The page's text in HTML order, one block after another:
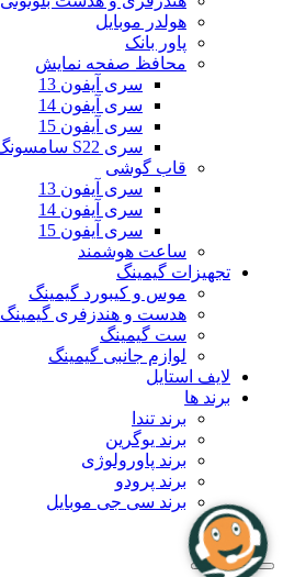
هولدر موبایل
پاور بانک
محافظ صفحه نمایش
سری آیفون 13
سری آیفون 14
سری آیفون 15
سری S22 سامسونگ
قاب گوشی
سری آیفون 13
سری آیفون 14
سری آیفون 15
ساعت هوشمند
تجهیزات گیمینگ
موس و کیبورد گیمینگ
هدست و هندزفری گیمینگ
ست گیمینگ
لوازم جانبی گیمینگ
لایف استایل
برند ها
برند تندا
برند یوگرین
برند پاورولوژی
برند پرودو
برند سی جی موبایل
بلاگ